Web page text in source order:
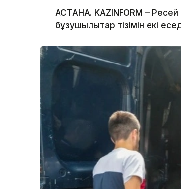
АСТАНА. KAZINFORM – Ресей
бұзушылықтар тізімін екі